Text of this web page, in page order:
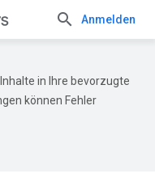
Anmelden
in Ihre bevorzugte
können Fehler